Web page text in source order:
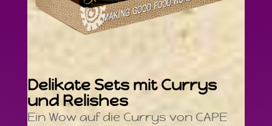
Delikate Sets mit Currys
und Relishes
Ein Wow auf die Currys von CAPE